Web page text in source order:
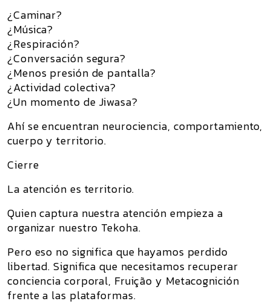
¿Caminar?
¿Música?
¿Respiración?
¿Conversación segura?
¿Menos presión de pantalla?
¿Actividad colectiva?
¿Un momento de Jiwasa?
Ahí se encuentran neurociencia, comportamiento,
cuerpo y territorio.
Cierre
La atención es territorio.
Quien captura nuestra atención empieza a
organizar nuestro Tekoha.
Pero eso no significa que hayamos perdido
libertad. Significa que necesitamos recuperar
conciencia corporal, Fruição y Metacognición
frente a las plataformas.